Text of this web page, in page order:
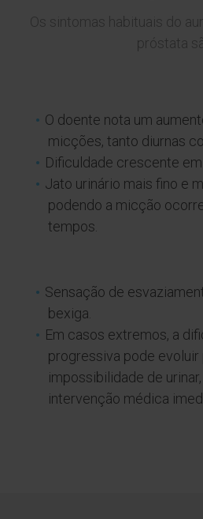
Os sintomas habituais do
próstata
O doente nota um
micções, tanto diurnas
Dificuldade crescente
Jato urinário mais fino e
podendo a micção
tempos.
Sensação de
bexiga.
Em casos extremos, a
progressiva pode evoluir
impossibilidade de
intervenção médica